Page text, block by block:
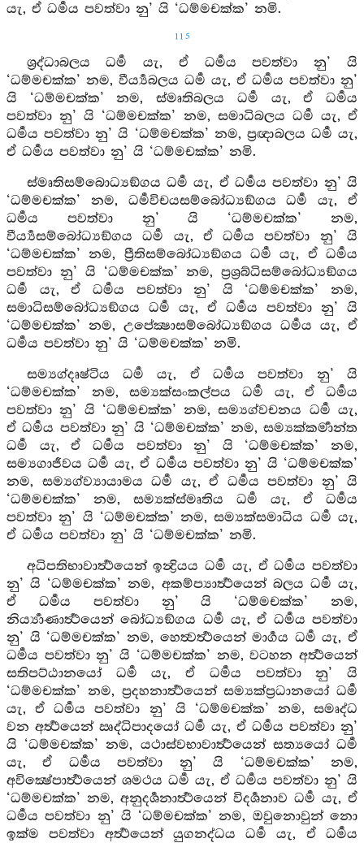
යැ, ඒ ධර්‍මය පවත්වා නු’ යි ‘ධම්මචක්ක’ නමි.
115
ශ්‍රද්ධාබලය ධර්‍ම යැ, ඒ ධර්‍මය පවත්වා නු’ යි
‘ධම්මචක්ක’ නම, වීර්‍ය්‍යබලය ධර්‍ම යැ, ඒ ධර්‍මය පවත්වා නු’
යි ‘ධම්මචක්ක’ නම, ස්මෘතිබලය ධර්‍ම යැ, ඒ ධර්‍මය
පවත්වා නු’ යි ‘ධම්මචක්ක’ නම, සමාධිබලය ධර්‍ම යැ, ඒ
ධර්‍මය පවත්වා නු’ යි ‘ධම්මචක්ක’ නම, ප්‍රඥාබලය ධර්‍ම යැ,
ඒ ධර්‍මය පවත්වා නු’ යි ‘ධම්මචක්ක’ නමි.
ස්මෘතිසම්බොධ්‍යඞ්ගය ධර්‍ම යැ, ඒ ධර්‍මය පවත්වා නු’ යි
‘ධම්මචක්ක’ නම, ධර්‍මවිචයසම්බෝධ්‍යඞ්ගය ධර්‍ම යැ, ඒ
ධර්‍මය පවත්වා නු’ යි ‘ධම්මචක්ක’ නම,
වීර්‍ය්‍යසම්බෝධ්‍යඞ්ගය ධර්‍ම යැ, ඒ ධර්‍මය පවත්වා නු’ යි
‘ධම්මචක්ක’ නම, ප්‍රීතිසම්බෝධ්‍යඞ්ගය ධර්‍ම යැ, ඒ ධර්‍මය
පවත්වා නු’ යි ‘ධම්මචක්ක’ නම, ප්‍රශ්‍රබ්ධිසම්බෝධ්‍යඞ්ගය
ධර්‍ම යැ, ඒ ධර්‍මය පවත්වා නු’ යි ‘ධම්මචක්ක’ නම,
සමාධිසම්බෝධ්‍යඞ්ගය ධර්‍ම යැ, ඒ ධර්‍මය පවත්වා නු’ යි
‘ධම්මචක්ක’ නම, උපේක්‍ෂාසම්බෝධ්‍යඞ්ගය ධර්‍මය යැ, ඒ
ධර්‍මය පවත්වා නු’ යි ‘ධම්මචක්ක’ නමි.
සම්‍යග්දෘෂ්ටිය ධර්‍ම යැ, ඒ ධර්‍මය පවත්වා නු’ යි
‘ධම්මචක්ක’ නම, සම්‍යක්සංකල්පය ධර්‍ම යැ, ඒ ධර්‍මය
පවත්වා නු’ යි ‘ධම්මචක්ක’ නම, සම්‍යග්වචනය ධර්‍ම යැ,
ඒ ධර්‍මය පවත්වා නු’ යි ‘ධම්මචක්ක’ නම, සම්‍යක්කර්‍මාන්ත
ධර්‍ම යැ, ඒ ධර්‍මය පවත්වා නු’ යි ‘ධම්මචක්ක’ නම,
සම්‍යගාජීවය ධර්‍ම යැ, ඒ ධර්‍මය පවත්වා නු’ යි ‘ධම්මචක්ක’
නම, සම්‍යග්ව්‍යායාමය ධර්‍ම යැ, ඒ ධර්‍මය පවත්වා නු’ යි
‘ධම්මචක්ක’ නම, සම්‍යක්ස්මෘතිය ධර්‍ම යැ, ඒ ධර්‍මය
පවත්වා නු’ යි ‘ධම්මචක්ක’ නම, සම්‍යක්සමාධිය ධර්‍ම යැ,
ඒ ධර්‍මය පවත්වා නු’ යි ‘ධම්මචක්ක’ නමි.
අධිපතිභාවාර්‍ත්‍ථයෙන් ඉන්‍ද්‍රියය ධර්‍ම යැ, ඒ ධර්‍මය පවත්වා
නු’ යි ‘ධම්මචක්ක’ නම, අකම්ප්‍යාර්‍ත්‍ථයෙන් බලය ධර්‍ම යැ,
ඒ ධර්‍මය පවත්වා නු’ යි ‘ධම්මචක්ක’ නම,
නිර්‍ය්‍යාණාර්‍ත්‍ථයෙන් බෝධ්‍යඞ්ගය ධර්‍ම යැ, ඒ ධර්‍මය පවත්වා
නු’ යි ‘ධම්මචක්ක’ නම, හෙත්‍වර්‍ත්‍ථයෙන් මාර්‍ගය ධර්‍ම යැ, ඒ
ධර්‍මය පවත්වා නු’ යි ‘ධම්මචක්ක’ නම, වටහන අර්‍ත්‍ථයෙන්
සතිපට්ඨානයෝ ධර්‍ම යැ, ඒ ධර්‍මය පවත්වා නු’ යි
‘ධම්මචක්ක’ නම, ප්‍රදහනාර්‍ත්‍ථයෙන් සම්‍යක්ප්‍රධානයෝ ධර්‍ම
යැ, ඒ ධර්‍මය පවත්වා නු’ යි ‘ධම්මචක්ක’ නම, සමෘද්ධ
වන අර්‍ත්‍ථයෙන් ඍද්ධිපාදයෝ ධර්‍ම යැ, ඒ ධර්‍මය පවත්වා නු’
යි ‘ධම්මචක්ක’ නම, යථාස්වභාවාර්‍ත්‍ථයෙන් සත්‍යයෝ ධර්‍ම
යැ, ඒ ධර්‍මය පවත්වා නු’ යි ‘ධම්මචක්ක’ නම,
අවික්‍ෂේපාර්‍ත්‍ථයෙන් ශමථය ධර්‍ම යැ, ඒ ධර්‍මය පවත්වා නු’ යි
‘ධම්මචක්ක’ නම, අනුදර්‍ශනාර්‍ත්‍ථයෙන් විදර්‍ශනාව ධර්‍ම යැ, ඒ
ධර්‍මය පවත්වා නු’ යි ‘ධම්මචක්ක’ නම, ඔවුනොවුන් නො
ඉක්ම පවත්වා අර්‍ත්‍ථයෙන් යුගනද්ධය ධර්‍ම යැ, ඒ ධර්‍මය